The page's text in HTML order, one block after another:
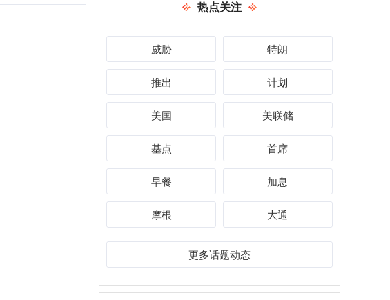
热点关注
威胁 特朗
推出 计划
美国 美联储
基点 首席
早餐 加息
摩根 大通
更多话题动态